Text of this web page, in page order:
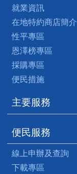
就業資訊
在地特約商店簡介
性平專區
恩澤榜專區
採購專區
便民措施
主要服務
便民服務
線上申辦及查詢
下載專區